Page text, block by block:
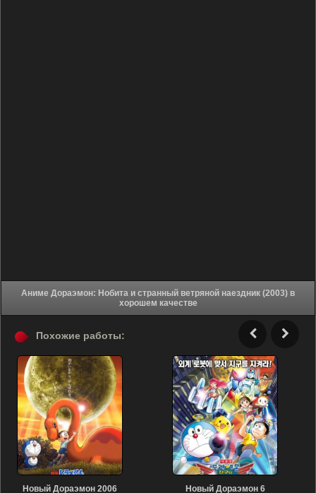
Аниме Дораэмон: Нобита и странный ветряной наездник (2003) в
хорошем качестве
Похожие работы:
Новый Дораэмон 2006
Новый Дораэмон 6